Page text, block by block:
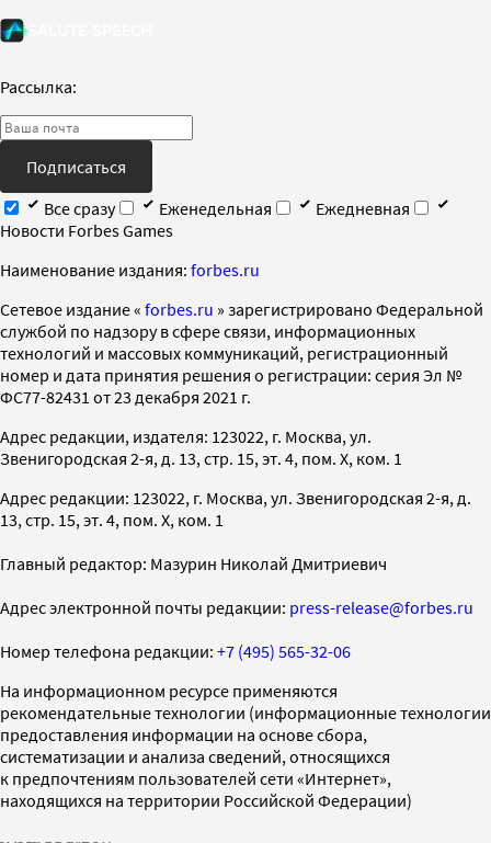
Рассылка:
Подписаться
Все сразу
Еженедельная
Ежедневная
Новости Forbes Games
Наименование издания: forbes.ru
Cетевое издание « forbes.ru » зарегистрировано Федеральной
службой по надзору в сфере связи, информационных
технологий и массовых коммуникаций, регистрационный
номер и дата принятия решения о регистрации: серия Эл №
ФС77-82431 от 23 декабря 2021 г.
Адрес редакции, издателя: 123022, г. Москва, ул.
Звенигородская 2-я, д. 13, стр. 15, эт. 4, пом. X, ком. 1
Адрес редакции: 123022, г. Москва, ул. Звенигородская 2-я, д.
13, стр. 15, эт. 4, пом. X, ком. 1
Главный редактор: Мазурин Николай Дмитриевич
Адрес электронной почты редакции: press-release@forbes.ru
Номер телефона редакции: +7 (495) 565-32-06
На информационном ресурсе применяются
рекомендательные технологии (информационные технологии
предоставления информации на основе сбора,
систематизации и анализа сведений, относящихся
к предпочтениям пользователей сети «Интернет»,
находящихся на территории Российской Федерации)